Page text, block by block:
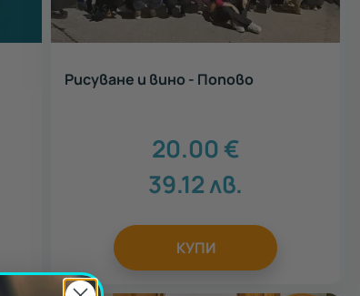
Рисуване и вино - Попово
20.00€
39.12лв.
КУПИ